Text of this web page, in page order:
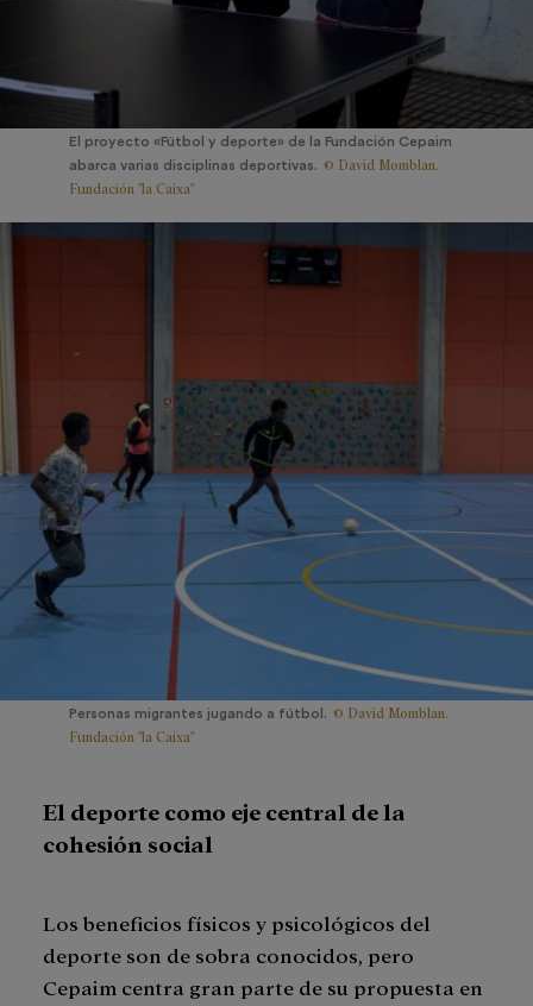
El proyecto «Fútbol y deporte» de la Fundación Cepaim
abarca varias disciplinas deportivas. © David Momblan.
Fundación "la Caixa"
Personas migrantes jugando a fútbol. © David Momblan.
Fundación "la Caixa"
El deporte como eje central de la
cohesión social
Los beneficios físicos y psicológicos del
deporte son de sobra conocidos, pero
Cepaim centra gran parte de su propuesta en